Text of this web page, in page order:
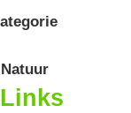
Natuur
Links